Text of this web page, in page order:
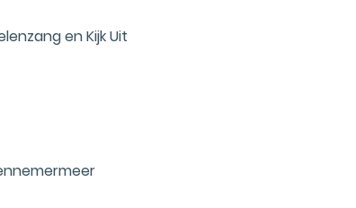
en Kijk Uit